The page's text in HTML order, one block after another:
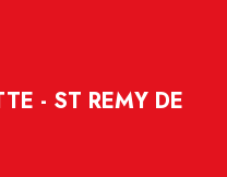
- ST REMY DE